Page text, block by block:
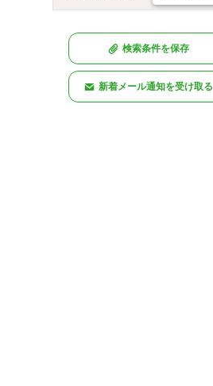
検索条件を保存
新着メール通知を受け取る